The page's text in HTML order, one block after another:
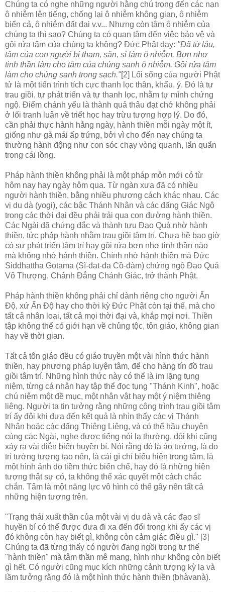
Chúng ta có nghe những người hằng chú trọng đến các nạn
ô nhiễm lên tiếng, chống lại ô nhiễm không gian, ô nhiễm
biển cả, ô nhiễm đất đai v.v... Nhưng còn tâm ô nhiễm của
chúng ta thì sao? Chúng ta có quan tâm đến việc bảo vệ và
gội rửa tâm của chúng ta không? Ðức Phật dạy: "Ðã từ lâu,
tâm của con người bị tham, sân, si làm ô nhiễm. Bợn nhơ
tinh thần làm cho tâm của chúng sanh ô nhiễm. Gội rửa tâm
làm cho chúng sanh trong sạch."[2] Lối sống của người Phật
tử là một tiến trình tích cực thanh lọc thân, khẩu, ý. Ðó là tự
trau giồi, tự phát triển và tự thanh lọc, nhằm tự mình chứng
ngộ. Ðiểm chánh yếu là thành quả thâu đạt chớ không phải
ở lối tranh luận về triết học hay trừu tượng hợp lý. Do đó,
cần phải thực hành hằng ngày, hành thiền mỗi ngày một ít,
giống như gà mái ấp trứng, bởi vì cho đến nay chúng ta
thường hành động như con sóc chạy vòng quanh, lẩn quẩn
trong cái lồng.
Pháp hành thiền không phải là một pháp môn mới có từ
hôm nay hay ngày hôm qua. Từ ngàn xưa đã có nhiều
người hành thiền, bằng nhiều phương cách khác nhau. Các
vị du dà (yogi), các bậc Thánh Nhân và các đấng Giác Ngộ
trong các thời đại đều phải trải qua con đường hành thiền.
Các Ngài đã chứng đắc và thành tựu Ðạo Quả nhờ hành
thiền, tức pháp hành nhằm trau giồi tâm trí. Chưa hề bao giờ
có sự phát triển tâm trí hay gội rửa bợn nhơ tinh thần nào
mà không nhờ hành thiền. Chính nhờ hành thiền mà Ðức
Siddhattha Gotama (Sĩ-đạt-đa Cồ-đàm) chứng ngộ Ðạo Quả
Vô Thượng, Chánh Ðẳng Chánh Giác, trở thành Phật.
Pháp hành thiền không phải chỉ dành riêng cho người Ấn
Ðộ, xứ Ấn Ðộ hay cho thời kỳ Ðức Phật còn tại thế, mà cho
tất cả nhân loại, tất cả mọi thời đại và, khắp mọi nơi. Thiền
tập không thể có giới hạn về chủng tộc, tôn giáo, không gian
hay về thời gian.
Tất cả tôn giáo đều có giáo truyền một vài hình thức hành
thiền, hay phương pháp luyện tâm, để cho hàng tín đồ trau
giồi tâm trí. Những hình thức này có thể là im lặng tụng
niệm, từng cá nhân hay tập thể đọc tụng "Thánh Kinh", hoặc
chú niệm một đề mục, một nhân vật hay một ý niệm thiêng
liêng. Người ta tin tưởng rằng những công trình trau giồi tâm
trí ấy đôi khi đưa đến kết quả là nhìn thấy các vị Thánh
Nhân hoặc các đấng Thiêng Liêng, và có thể hầu chuyện
cùng các Ngài, nghe được tiếng nói lạ thường, đôi khi cũng
xảy ra vài diễn biến huyền bí. Nói rằng đó là ảo tưởng, là do
trí tưởng tượng tạo nên, là cái gì chỉ biểu hiện trong tâm, là
một hình ảnh do tiềm thức biến chế, hay đó là những hiện
tượng thật sự có, ta không thể xác quyết một cách chắc
chắn. Tâm là một năng lực vô hình có thể gây nên tất cả
những hiện tượng trên.
"Trạng thái xuất thần của một vài vị du dà và các đạo sĩ
huyền bí có thể được đưa đi xa đến đổi trong khi ấy các vị
đó không còn hay biết gì, không còn cảm giác điều gì." [3]
Chúng ta đã từng thấy có người đang ngồi trong tư thế
"hành thiền" mà tâm thần mê mang, hình như không còn biết
gì hết. Có người cũng mục kích những cảnh tượng kỳ lạ và
lầm tưởng rằng đó là một hình thức hành thiền (bhàvanà).